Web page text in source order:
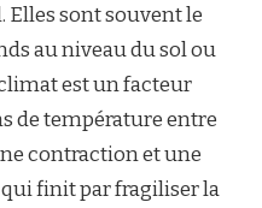
Elles sont souvent le
au niveau du sol ou
est un facteur
de température entre
contraction et une
finit par fragiliser la